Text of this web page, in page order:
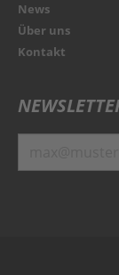
News
Über uns
Kontakt